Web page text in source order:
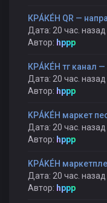
КРÁКÉН QR —
Дата: 20 час. назад
Автор: hppp
Дата: 20 час. назад
Автор: hppp
Дата: 20 час. назад
Автор: hppp
Дата: 20 час. назад
Автор: hppp